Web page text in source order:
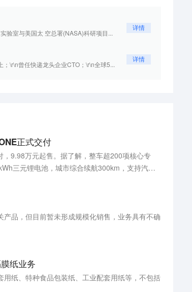
验室与美国太 空总署(NASA)科研项目...
详情
\r\n曾任快递龙头企业CTO；\r\n全球5...
详情
正式交付
9.98万元起售。据了解，整车超200项核心专
三元锂电池，城市综合续航300km，支持汽车
及机器人架构域控；零百加速3.3秒，最高车速
品，但目前暂未形成规模化销售，业务具有不确
纸业务
纸、特种食品包装纸、工业配套用纸等，不包括